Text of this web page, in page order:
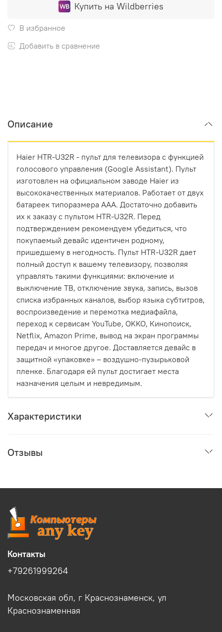
Купить на Wildberries
В избранное
Добавить в сравнение
Описание
Haier HTR-U32R - пульт для телевизора с функцией
голосового управления (Google Assistant). Пульт
изготовлен на официальном заводе Haier из
высококачественных материалов. Работает от двух
батареек типоразмера ААА. Достаточно добавить
их к заказу с пультом HTR-U32R. Перед
подтверждением рекомендуем убедиться, что
покупаемый девайс идентичен родному,
пришедшему в негодность. Пульт HTR-U32R дает
полный доступ к вашему телевизору, позволяя
управлять такими функциями: включение и
выключение ТВ, отключение звука, запись, вызов
списка избранных каналов, выбор языка субтитров,
воспроизведение и перемотка медиафайла,
переход к сервисам YouTube, OKKO, Кинопоиск,
Netflix, Amazon Prime, вывод на экран программы
передач и многое другое. Доставляется девайс в
защитной «упаковке» – воздушно-пузырьковой
пленке. Благодаря ей пульт достигает места
назначения целым и невредимым.
Характеристики
Отзывы
Контакты
+79261999264
Московская обл, г Краснознаменск, ул
Краснознаменная